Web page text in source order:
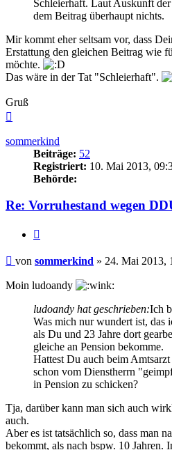
Schleierhaft. Laut Auskunft
dem Beitrag überhaupt nichts.
Mir kommt eher seltsam vor, dass
Erstattung den gleichen Beitrag wie
möchte.
Das wäre in der Tat "Schleierhaft".
Gruß
sommerkind
Beiträge: 52
Registriert: 10. Mai 2013,
Behörde:
Re: Vorruhestand wegen
Beitrag
von sommerkind » 24. Mai 2013,
Moin ludoandy
ludoandy hat geschrieben:Ich
Was mich nur wundert ist, das
als Du und 23 Jahre dort
gleiche an Pension bekomme.
Hattest Du auch beim
schon vom Dienstherrn
in Pension zu schicken?
Tja, darüber kann man sich auch
auch.
Aber es ist tatsächlich so, dass man
bekommt, als nach bspw. 10 Jahren.